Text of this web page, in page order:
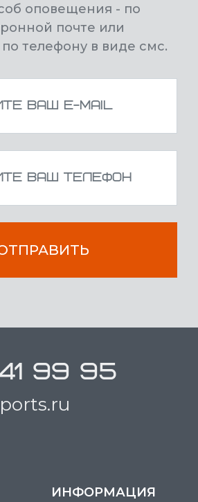
оповещения - по
почте или
телефону в виде смс.
99 95
ИНФОРМАЦИЯ